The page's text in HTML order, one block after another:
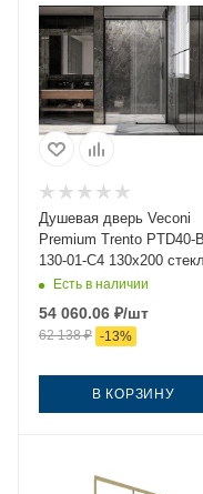
Душевая дверь Veconi
Premium Trento PTD40-
130-01-C4 130х200
прозрачное профиль
Есть в наличии
54 060.06 ₽/шт
62 138₽ -13%
В КОРЗИНУ